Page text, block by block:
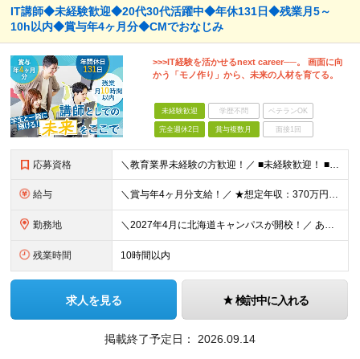
IT講師◆未経験歓迎◆20代30代活躍中◆年休131日◆残業月5～
10h以内◆賞与年4ヶ月分◆CMでおなじみ
>>>IT経験を活かせるnext career──。 画面に向
かう「モノ作り」から、未来の人材を育てる。
未経験歓迎 学歴不問 ベテランOK
完全週休2日 賞与複数月 面接1回
応募資格 ＼教育業界未経験の方歓迎！／ ■未経験歓迎！ ■専門卒以上の方 ★教員免許の有無や講師経験は一切問いません！ ＜こんな方をお待ちしております！＞ ◎画面に向かうだけでなく、人と関わり「誰かの成長」
給与 ＼賞与年4ヶ月分支給！／ ★想定年収：370万円～425万円 月給20万3400円～25万8400円＋賞与年2回 ※固定残業代は含みません。時間外手当は全額支給します。 ※上記月給には、一律支給の
勤務地 ＼2027年4月に北海道キャンパスが開校！／ あなたのご希望を考慮のうえ、以下のいずれかに配属いたします。 ■札幌キャンパス ←NEW！ └北海道札幌市中央区南一条西7-11-1 ■東京キャンパス
残業時間 10時間以内
求人を見る 検討中に入れる
掲載終了予定日： 2026.09.14